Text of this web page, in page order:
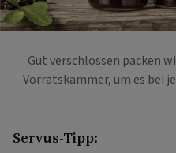
Gut verschlossen packen
Vorratskammer, um es bei
Servus-Tipp: